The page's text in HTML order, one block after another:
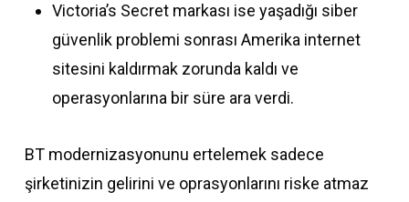
Victoria’s Secret markası ise yaşadığı siber
güvenlik problemi sonrası Amerika internet
sitesini kaldırmak zorunda kaldı ve
operasyonlarına bir süre ara verdi.
BT modernizasyonunu ertelemek sadece
şirketinizin gelirini ve oprasyonlarını riske atmaz